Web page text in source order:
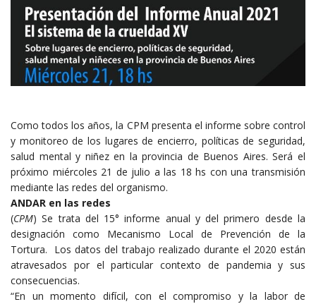
Como todos los años, la CPM presenta el informe sobre control
y monitoreo de los lugares de encierro, políticas de seguridad,
salud mental y niñez en la provincia de Buenos Aires. Será el
próximo miércoles 21 de julio a las 18 hs con una transmisión
mediante las redes del organismo.
ANDAR en las redes
(CPM) Se trata del 15° informe anual y del primero desde la
designación como Mecanismo Local de Prevención de la
Tortura. Los datos del trabajo realizado durante el 2020 están
atravesados por el particular contexto de pandemia y sus
consecuencias.
“En un momento difícil, con el compromiso y la labor de